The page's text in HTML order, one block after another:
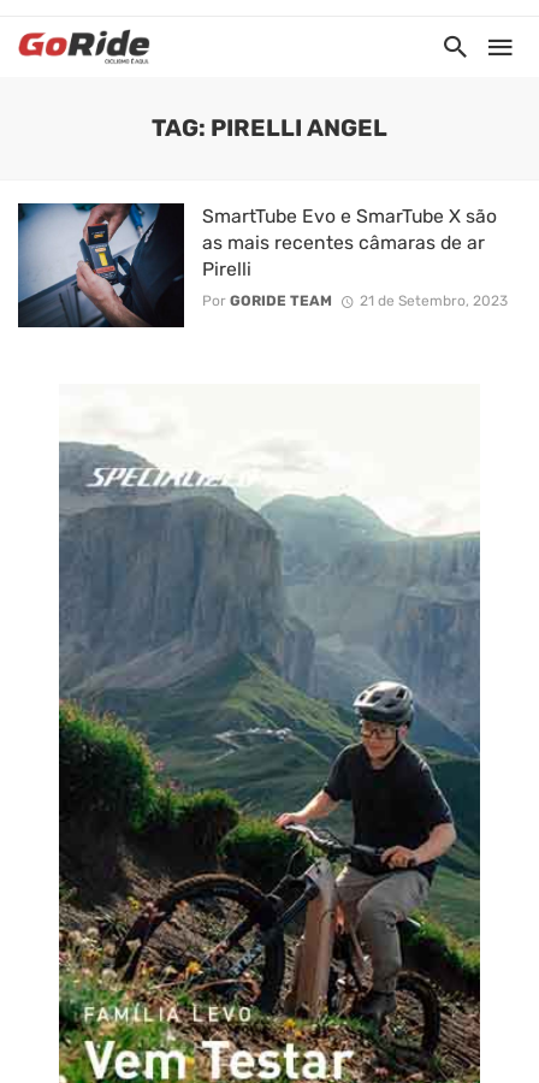
TAG: PIRELLI ANGEL
SmartTube Evo e SmarTube X são
as mais recentes câmaras de ar
Pirelli
Por GORIDE TEAM 21 de Setembro, 2023